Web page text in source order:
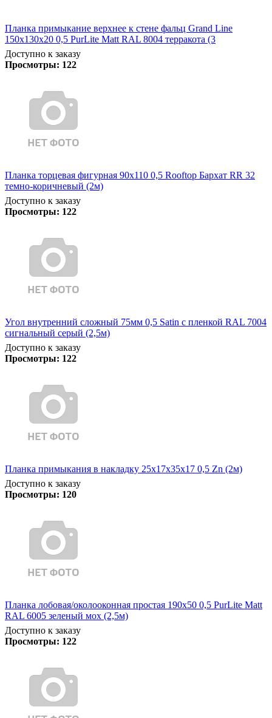
Планка примыкание верхнее к стене фальц Grand Line
150х130х20 0,5 PurLite Matt RAL 8004 терракота (3
Доступно к заказу
Просмотры: 122
Планка торцевая фигурная 90х110 0,5 Rooftop Бархат RR 32
темно-коричневый (2м)
Доступно к заказу
Просмотры: 122
Угол внутренний сложный 75мм 0,5 Satin с пленкой RAL 7004
сигнальный серый (2,5м)
Доступно к заказу
Просмотры: 122
Планка примыкания в накладку 25х17х35х17 0,5 Zn (2м)
Доступно к заказу
Просмотры: 120
Планка лобовая/околооконная простая 190х50 0,5 PurLite Matt
RAL 6005 зеленый мох (2,5м)
Доступно к заказу
Просмотры: 122